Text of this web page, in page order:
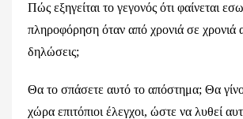
Πώς εξηγείται το γεγονός ότι φαίνεται
πληροφόρηση όταν από χρονιά σε χρονιά
δηλώσεις;
Θα το σπάσετε αυτό το απόστημα; Θα
χώρα επιτόπιοι έλεγχοι, ώστε να λυθεί